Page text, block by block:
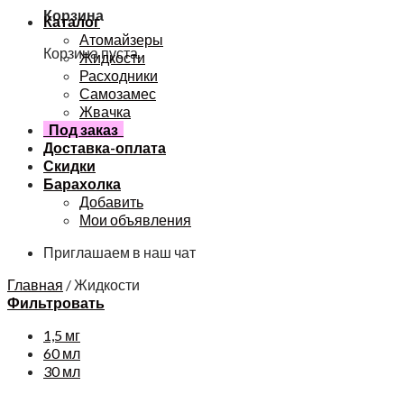
Корзина
Корзина пуста.
Каталог
Атомайзеры
Жидкости
Расходники
Самозамес
Жвачка
Под заказ
Доставка-оплата
Скидки
Барахолка
Добавить
Мои объявления
Приглашаем в наш чат
Главная /Жидкости
Фильтровать
1,5 мг
60 мл
30 мл